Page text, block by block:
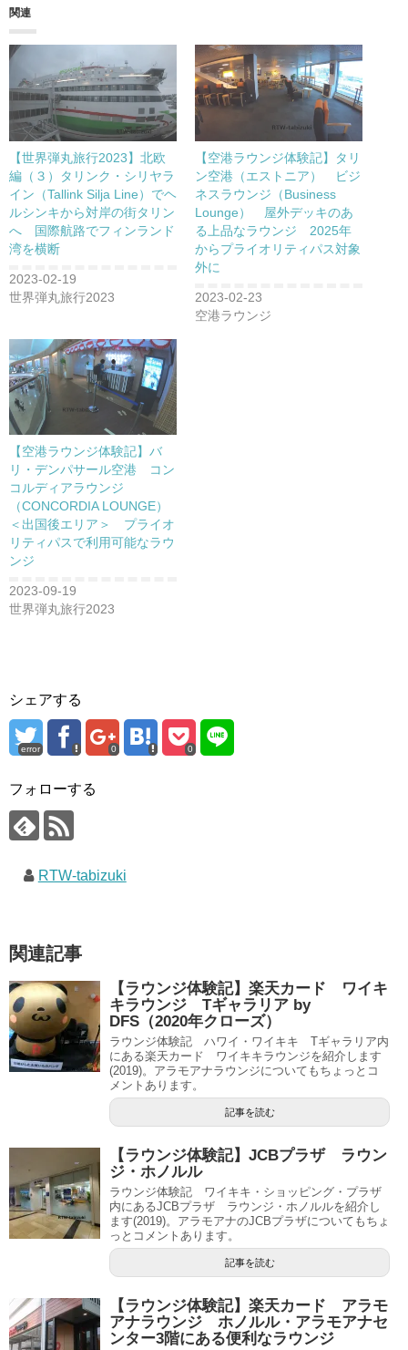
関連
【世界弾丸旅行2023】北欧
編（３）タリンク・シリヤラ
イン（Tallink Silja Line）でヘ
ルシンキから対岸の街タリン
へ 国際航路でフィンランド
湾を横断
2023-02-19
世界弾丸旅行2023
【空港ラウンジ体験記】タリ
ン空港（エストニア） ビジ
ネスラウンジ（Business
Lounge） 屋外デッキのあ
る上品なラウンジ 2025年
からプライオリティパス対象
外に
2023-02-23
空港ラウンジ
【空港ラウンジ体験記】バ
リ・デンパサール空港 コン
コルディアラウンジ
（CONCORDIA LOUNGE）
＜出国後エリア＞ プライオ
リティパスで利用可能なラウ
ンジ
2023-09-19
世界弾丸旅行2023
シェアする
error 0 0
フォローする
RTW-tabizuki
関連記事
【ラウンジ体験記】楽天カード ワイキ
キラウンジ Tギャラリア by
DFS（2020年クローズ）
ラウンジ体験記 ハワイ・ワイキキ Tギャラリア内
にある楽天カード ワイキキラウンジを紹介します
(2019)。アラモアナラウンジについてもちょっとコ
メントあります。
記事を読む
【ラウンジ体験記】JCBプラザ ラウン
ジ・ホノルル
ラウンジ体験記 ワイキキ・ショッピング・プラザ
内にあるJCBプラザ ラウンジ・ホノルルを紹介し
ます(2019)。アラモアナのJCBプラザについてもちょ
っとコメントあります。
記事を読む
【ラウンジ体験記】楽天カード アラモ
アナラウンジ ホノルル・アラモアナセ
ンター3階にある便利なラウンジ